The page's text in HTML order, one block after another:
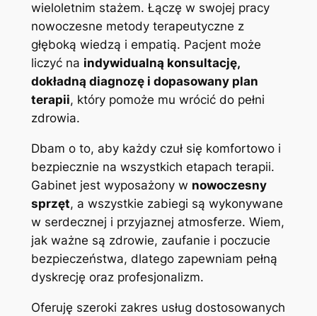
wieloletnim stażem. Łączę w swojej pracy
nowoczesne metody terapeutyczne z
głęboką wiedzą i empatią. Pacjent może
liczyć na indywidualną konsultację,
dokładną diagnozę i dopasowany plan
terapii, który pomoże mu wrócić do pełni
zdrowia.
Dbam o to, aby każdy czuł się komfortowo i
bezpiecznie na wszystkich etapach terapii.
Gabinet jest wyposażony w nowoczesny
sprzęt, a wszystkie zabiegi są wykonywane
w serdecznej i przyjaznej atmosferze. Wiem,
jak ważne są zdrowie, zaufanie i poczucie
bezpieczeństwa, dlatego zapewniam pełną
dyskrecję oraz profesjonalizm.
Oferuję szeroki zakres usług dostosowanych